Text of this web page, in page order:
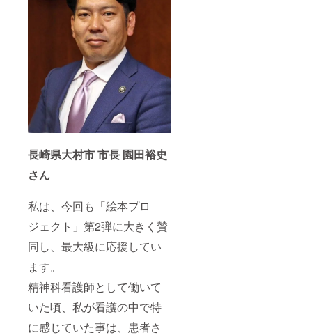
長崎県大村市 市長 園田裕史
さん
私は、今回も「絵本プロ
ジェクト」第2弾に大きく賛
同し、最大級に応援してい
ます。
精神科看護師として働いて
いた頃、私が看護の中で特
に感じていた事は、患者さ